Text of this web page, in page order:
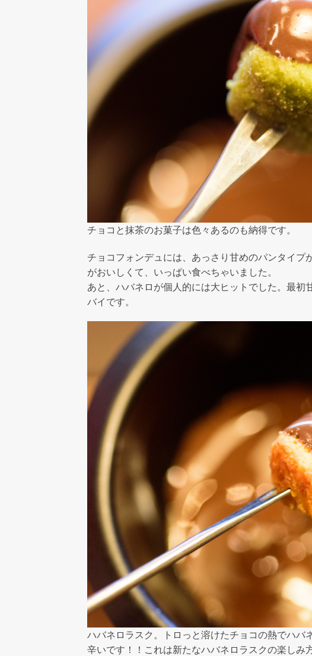
チョコと抹茶のお菓子は色々あるのも納得です。
チョコフォンデュには、あっさり甘めのパンタイ
がおいしくて、いっぱい食べちゃいました。
あと、ハバネロが個人的には大ヒットでした。最
バイです。
ハバネロラスク。トロっと溶けたチョコの熱でハバ
辛いです！！これは新たなハバネロラスクの楽しみ